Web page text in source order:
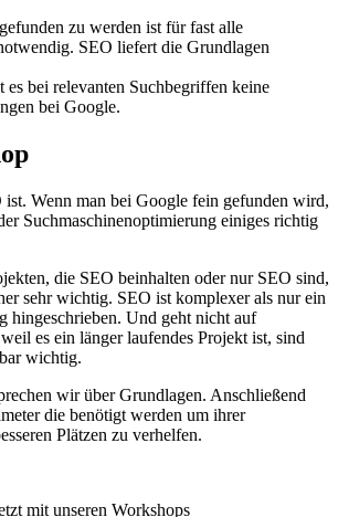
es bei relevanten Suchbegriffen keine
bei Google.
ist. Wenn man bei Google fein gefunden wird,
Suchmaschinenoptimierung einiges richtig
die SEO beinhalten oder nur SEO sind,
sehr wichtig. SEO ist komplexer als nur ein
hingeschrieben. Und geht nicht auf
es ein länger laufendes Projekt ist, sind
wichtig.
wir über Grundlagen. Anschließend
die benötigt werden um ihrer
Plätzen zu verhelfen.